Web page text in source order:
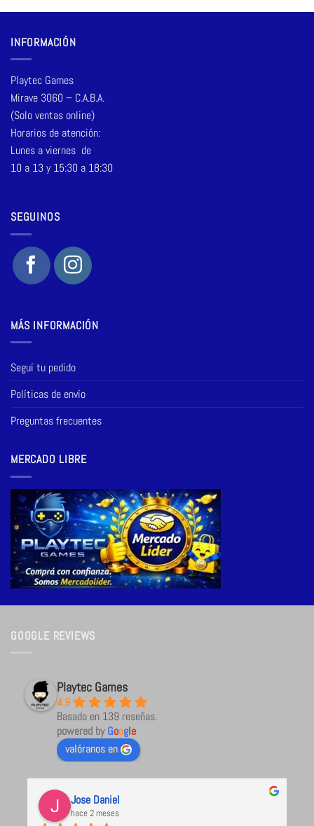
INFORMACIÓN
Playtec Games
Mirave 3060 – C.A.B.A.
(Solo ventas online)
Horarios de atención:
Lunes a viernes de
10 a 13 y 15:30 a 18:30
SEGUINOS
MÁS INFORMACIÓN
Seguí tu pedido
Políticas de envío
Preguntas frecuentes
MERCADO LIBRE
GOOGLE REVIEWS
Playtec Games
4.9
Basado en 139 reseñas.
powered byGoogle
valóranos en
Jose Daniel
hace 2 meses